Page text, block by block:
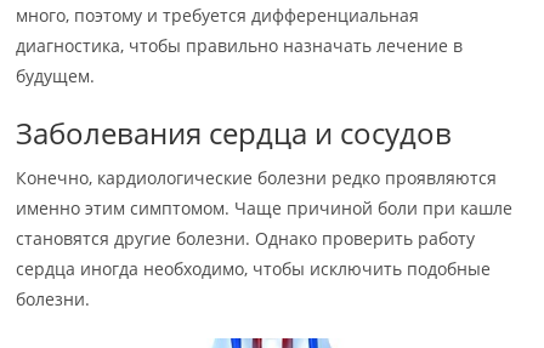
много, поэтому и требуется дифференциальная
диагностика, чтобы правильно назначать лечение в
будущем.
Заболевания сердца и сосудов
Конечно, кардиологические болезни редко проявляются
именно этим симптомом. Чаще причиной боли при кашле
становятся другие болезни. Однако проверить работу
сердца иногда необходимо, чтобы исключить подобные
болезни.